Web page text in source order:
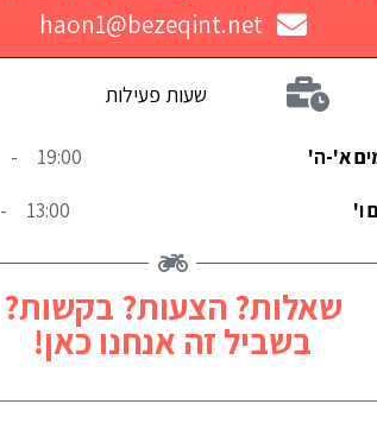
haon1@bezeqint.net
שעות פעילות
א'-ה' 19:00
-
ו' 13:00
-
שאלות? הצעות? בקשות?
בשביל זה אנחנו כאן!